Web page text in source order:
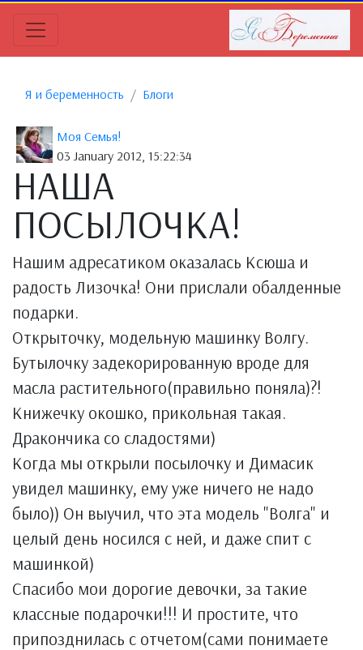
Я и беременность Блоги
Моя Семья!
03 January 2012, 15:22:34
НАША
ПОСЫЛОЧКА!
Нашим адресатиком оказалась Ксюша и
радость Лизочка! Они прислали обалденные
подарки.
Открыточку, модельную машинку Волгу.
Бутылочку задекорированную вроде для
масла растительного(правильно поняла)?!
Книжечку окошко, прикольная такая.
Дракончика со сладостями)
Когда мы открыли посылочку и Димасик
увидел машинку, ему уже ничего не надо
было)) Он выучил, что эта модель "Волга" и
целый день носился с ней, и даже спит с
машинкой)
Спасибо мои дорогие девочки, за такие
классные подарочки!!! И простите, что
припозднилась с отчетом(сами понимаете